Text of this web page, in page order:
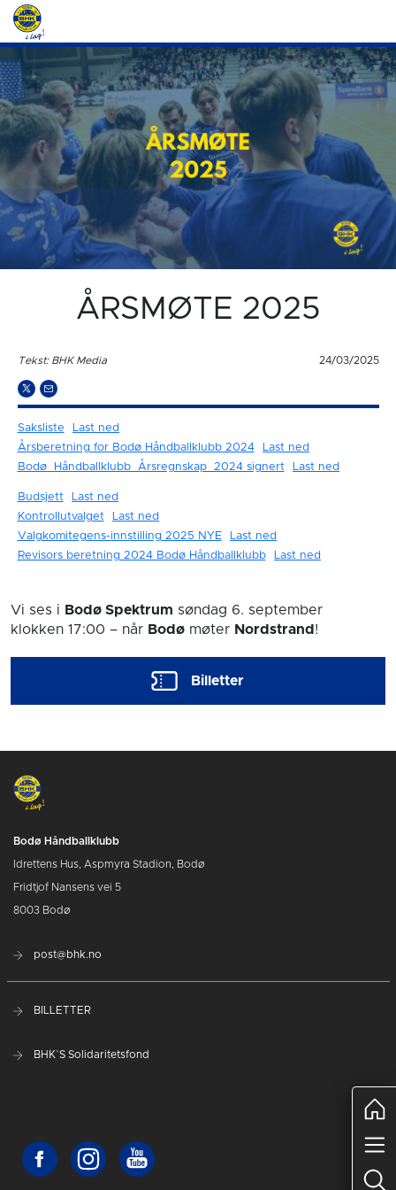
ÅRSMØTE 2025
Tekst: BHK Media 24/03/2025
Saksliste
Last ned
Årsberetning for Bodø Håndballklubb 2024
Last ned
Bodø_Håndballklubb_Årsregnskap_2024 signert
Last ned
Budsjett
Last ned
Kontrollutvalget
Last ned
Valgkomitegens-innstilling 2025 NYE
Last ned
Revisors beretning 2024 Bodø Håndballklubb
Last ned
Vi ses i Bodø Spektrum søndag 6. september
klokken 17:00 – når Bodø møter Nordstrand !
Billetter
Bodø Håndballklubb
Idrettens Hus, Aspmyra Stadion, Bodø
Fridtjof Nansens vei 5
8003 Bodø
post@bhk.no
BILLETTER
BHK`S Solidaritetsfond